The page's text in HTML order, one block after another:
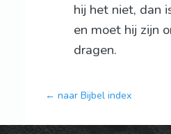
hij het niet, dan
en moet hij zijn
dragen.
← naar Bijbel index